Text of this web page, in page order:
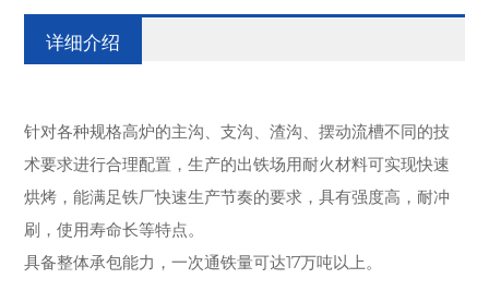
详细介绍
针对各种规格高炉的主沟、支沟、渣沟、摆动流槽不同的技
术要求进行合理配置，生产的出铁场用耐火材料可实现快速
烘烤，能满足铁厂快速生产节奏的要求，具有强度高，耐冲
刷，使用寿命长等特点。
具备整体承包能力，一次通铁量可达17万吨以上。